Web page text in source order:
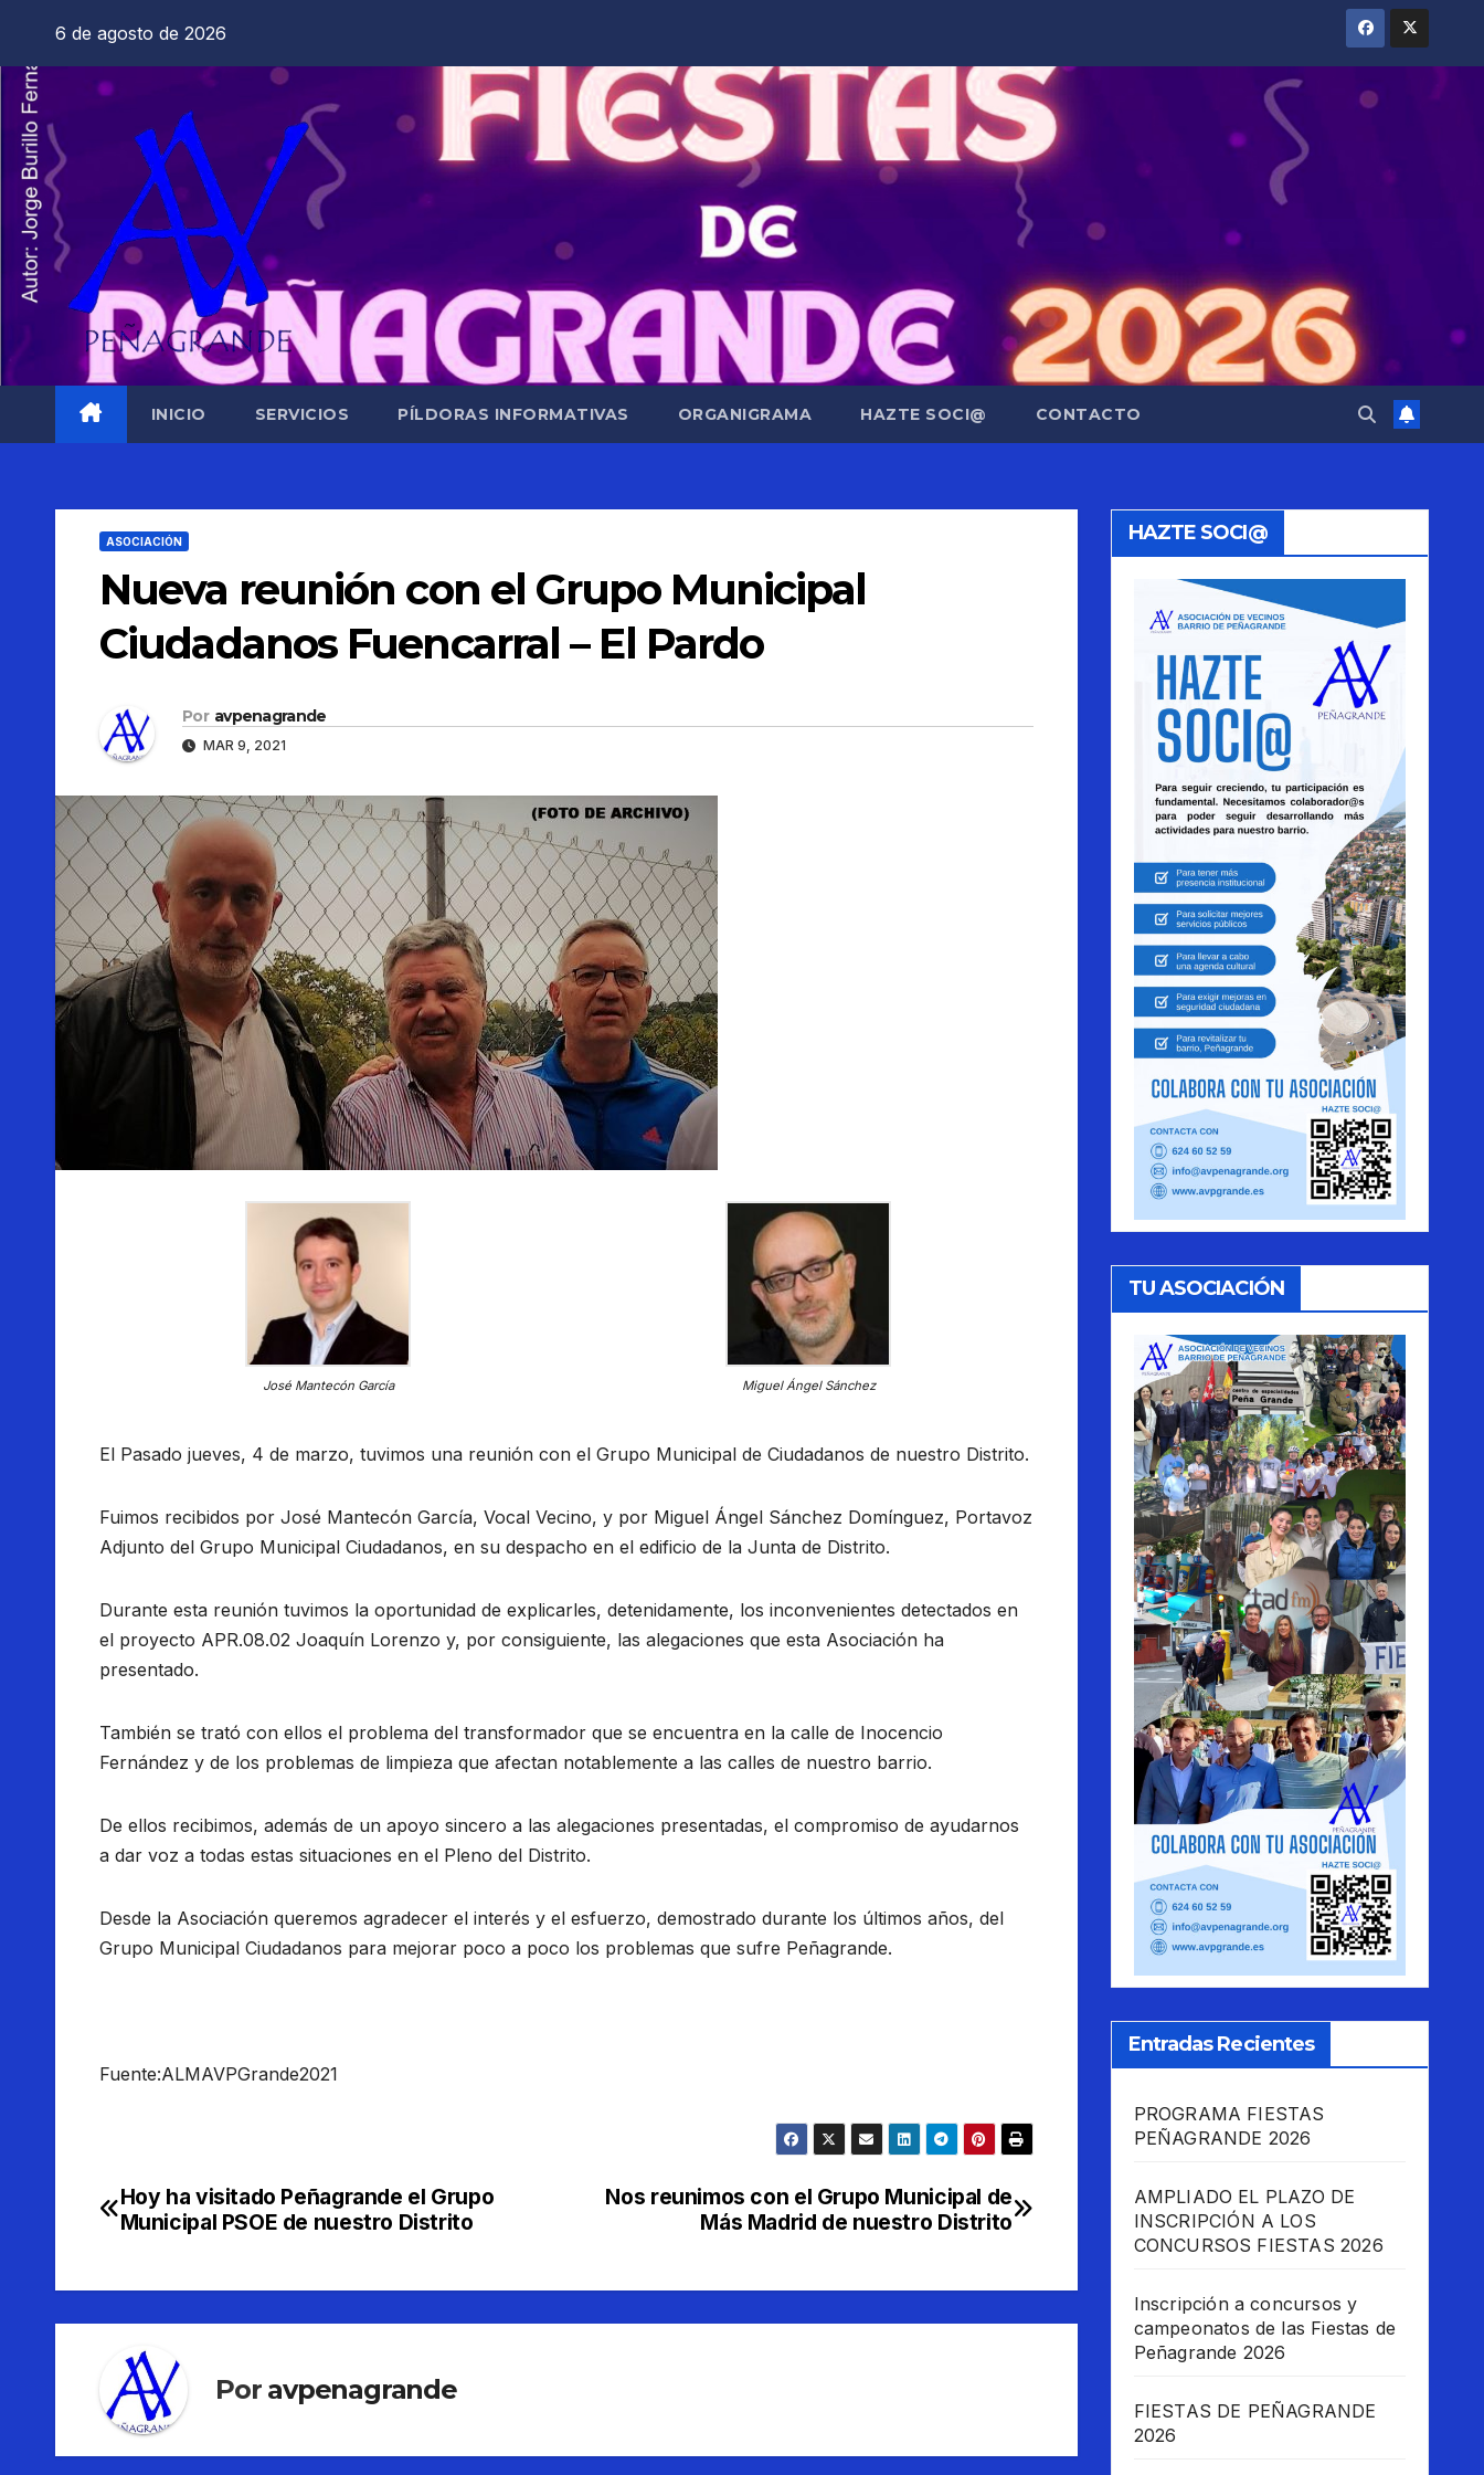
contenido
6 de agosto de 2026
INICIO SERVICIOS PÍLDORAS INFORMATIVAS ORGANIGRAMA HAZTE SOCI@ CONTACTO
ASOCIACIÓN
Nueva reunión con el Grupo Municipal
Ciudadanos Fuencarral – El Pardo
Por avpenagrande
MAR 9, 2021
José Mantecón García Miguel Ángel Sánchez
El Pasado jueves, 4 de marzo, tuvimos una reunión con el Grupo Municipal de Ciudadanos de nuestro Distrito.
Fuimos recibidos por José Mantecón García, Vocal Vecino, y por Miguel Ángel Sánchez Domínguez, Portavoz
Adjunto del Grupo Municipal Ciudadanos, en su despacho en el edificio de la Junta de Distrito.
Durante esta reunión tuvimos la oportunidad de explicarles, detenidamente, los inconvenientes detectados en
el proyecto APR.08.02 Joaquín Lorenzo y, por consiguiente, las alegaciones que esta Asociación ha
presentado.
También se trató con ellos el problema del transformador que se encuentra en la calle de Inocencio
Fernández y de los problemas de limpieza que afectan notablemente a las calles de nuestro barrio.
De ellos recibimos, además de un apoyo sincero a las alegaciones presentadas, el compromiso de ayudarnos
a dar voz a todas estas situaciones en el Pleno del Distrito.
Desde la Asociación queremos agradecer el interés y el esfuerzo, demostrado durante los últimos años, del
Grupo Municipal Ciudadanos para mejorar poco a poco los problemas que sufre Peñagrande.
Fuente:ALMAVPGrande2021
Navegación
entradas
Nos reunimos con el Grupo Municipal de
Más Madrid de nuestro Distrito
Hoy ha visitado Peñagrande el Grupo
Municipal PSOE de nuestro Distrito
Por avpenagrande
HAZTE SOCI@
TU ASOCIACIÓN
Entradas Recientes
PROGRAMA FIESTAS
PEÑAGRANDE 2026
AMPLIADO EL PLAZO DE
INSCRIPCIÓN A LOS
CONCURSOS FIESTAS 2026
Inscripción a concursos y
campeonatos de las Fiestas de
Peñagrande 2026
FIESTAS DE PEÑAGRANDE
2026